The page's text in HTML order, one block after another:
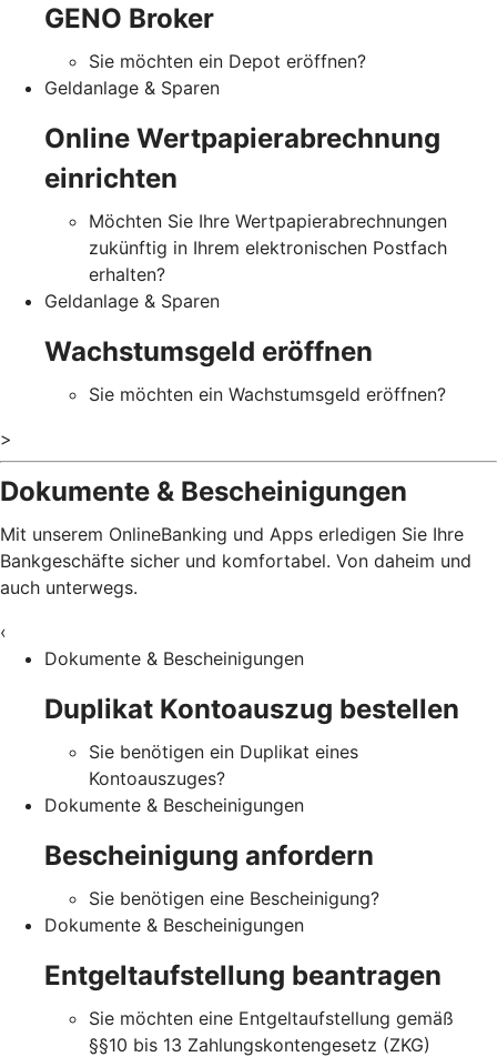
GENO Broker
Sie möchten ein Depot eröffnen?
Geldanlage & Sparen
Online Wertpapierabrechnung
einrichten
Möchten Sie Ihre Wertpapierabrechnungen
zukünftig in Ihrem elektronischen Postfach
erhalten?
Geldanlage & Sparen
Wachstumsgeld eröffnen
Sie möchten ein Wachstumsgeld eröffnen?
>
Dokumente & Bescheinigungen
Mit unserem OnlineBanking und Apps erledigen Sie Ihre
Bankgeschäfte sicher und komfortabel. Von daheim und
auch unterwegs.
‹
Dokumente & Bescheinigungen
Duplikat Kontoauszug bestellen
Sie benötigen ein Duplikat eines
Kontoauszuges?
Dokumente & Bescheinigungen
Bescheinigung anfordern
Sie benötigen eine Bescheinigung?
Dokumente & Bescheinigungen
Entgeltaufstellung beantragen
Sie möchten eine Entgeltaufstellung gemäß
§§10 bis 13 Zahlungskontengesetz (ZKG)